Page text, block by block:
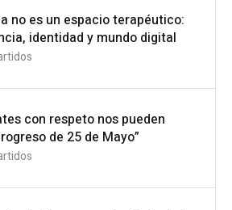
no es un espacio terapéutico:
identidad y mundo digital
con respeto nos pueden
de 25 de Mayo”